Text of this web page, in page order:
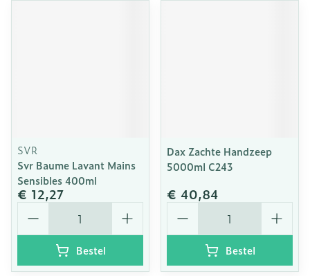
SVR
Svr Baume Lavant Mains
Sensibles 400ml
€ 12,27
Aantal
Bestel
Dax Zachte Handzeep
5000ml C243
€ 40,84
Aantal
Bestel